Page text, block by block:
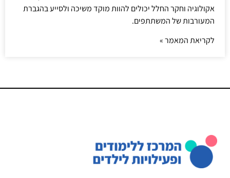
אקולוגיה וחקר החלל יכולים להוות מוקד משיכה ולסייע בהגברת
המעורבות של המשתתפים.
לקריאת המאמר »